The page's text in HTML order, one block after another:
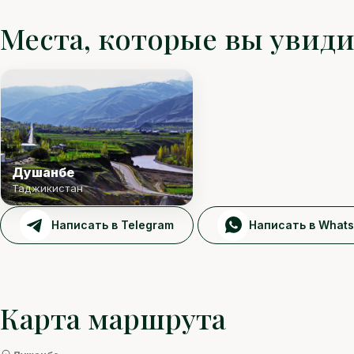
Места, которые вы
Душанбе
Таджикистан
Написать в Telegram Написать в
Карта маршрута